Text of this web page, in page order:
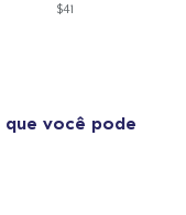
$41
que você pode